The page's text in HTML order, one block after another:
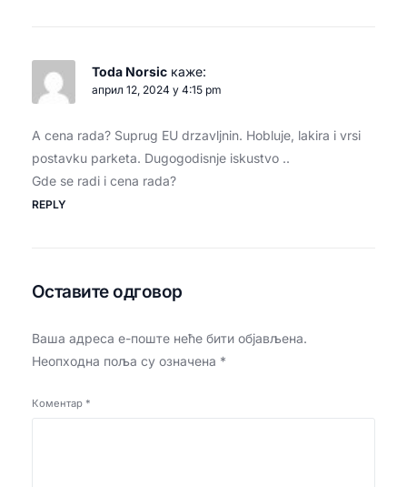
Toda Norsic каже:
април 12, 2024 у 4:15 pm
A cena rada? Suprug EU drzavljnin. Hobluje, lakira i vrsi
postavku parketa. Dugogodisnje iskustvo ..
Gde se radi i cena rada?
REPLY
Оставите одговор
Ваша адреса е-поште неће бити објављена.
Неопходна поља су означена *
Коментар *